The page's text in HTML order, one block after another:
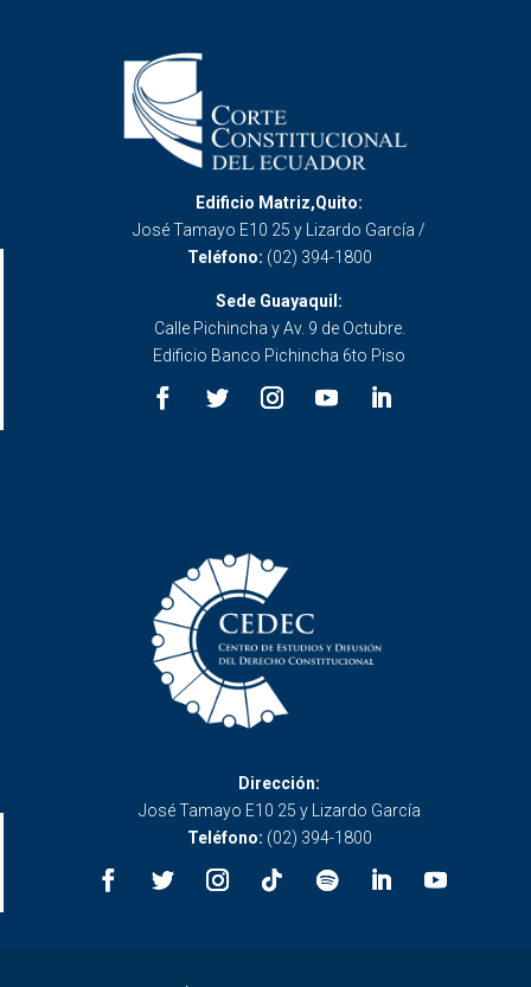
Edificio Matriz,Quito:
José Tamayo E10 25 y Lizardo García /
Teléfono: (02) 394-1800
Sede Guayaquil:
Calle Pichincha y Av. 9 de Octubre.
Edificio Banco Pichincha 6to Piso
Dirección:
José Tamayo E10 25 y Lizardo García
Teléfono: (02) 394-1800